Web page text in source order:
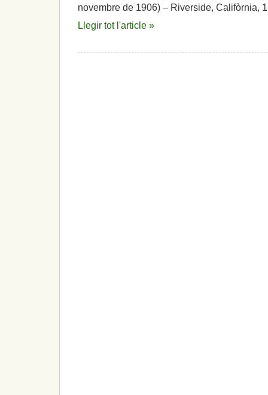
novembre de 1906) – Riverside, Califòrnia,
Llegir tot l'article »